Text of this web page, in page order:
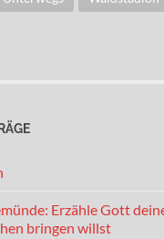
Erzähle Gott
bringen willst